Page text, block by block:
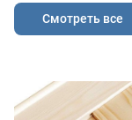
Cмотреть все